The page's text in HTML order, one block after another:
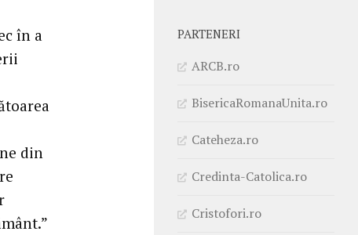
în a
din
PARTENERI
ARCB.ro
BisericaRomanaUnita.ro
Cateheza.ro
Credinta-Catolica.ro
Cristofori.ro